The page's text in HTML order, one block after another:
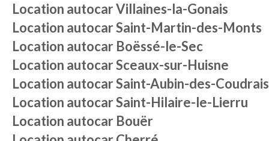
Location autocarVillaines-la-Gonais
Location autocarSaint-Martin-des-Monts
Location autocar Boëssé-le-Sec
Location autocarSceaux-sur-Huisne
Location autocarSaint-Aubin-des-Coudrais
Location autocarSaint-Hilaire-le-Lierru
Location autocar Bouër